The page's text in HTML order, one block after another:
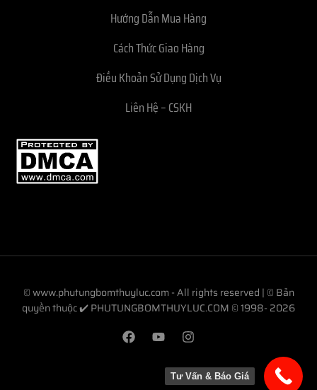
Hướng Dẫn Mua Hàng
Cách Thức Giao Hàng
Điều Khoản Sử Dụng Dịch Vụ
Liên Hệ – CSKH
© www.phutungbomthuyluc.com - All rights reserved | © Bản
quyền thuộc ✔️ PHUTUNGBOMTHUYLUC.COM © 1998- 2026
Tư Vấn & Báo Giá